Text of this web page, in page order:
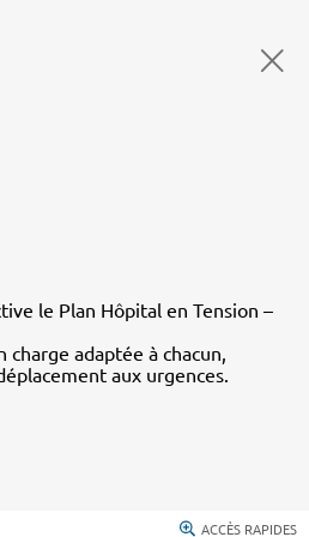
le Plan Hôpital en Tension –
adaptée à chacun,
aux urgences.
ACCÈS RAPIDES